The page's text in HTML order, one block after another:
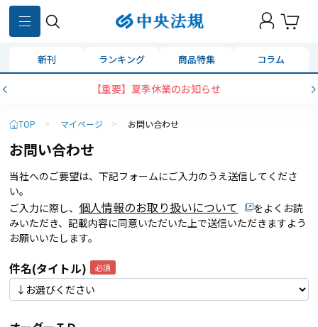
新刊 ランキング 商品特集 コラム
【重要】夏季休業のお知らせ
TOP > マイページ > お問い合わせ
お問い合わせ
当社へのご要望は、下記フォームにご入力のうえ送信してくださ
い。
ご入力に際し、 個人情報のお取り扱いについて
をよくお読
みいただき、記載内容に同意いただいた上で送信いただきますよう
お願いいたします。
件名(タイトル)